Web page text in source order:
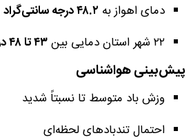
دمای اهواز به ۴۸.۲ درجه سانتی‌گراد
۲۲ شهر استان دمایی بین
۴۳ تا ۴۸ درجه
پیش‌بینی هواشناسی
وزش باد متوسط تا نسبتاً شدید
احتمال تندبادهای لحظه‌ای